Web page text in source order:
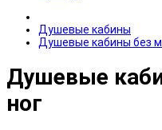
Душевые кабины
Душевые кабины без
Душевые
ног